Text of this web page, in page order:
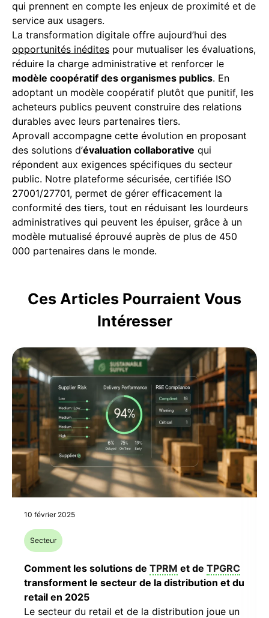
qui prennent en compte les enjeux de proximité et de
service aux usagers.
La transformation digitale offre aujourd’hui des
opportunités inédites pour mutualiser les évaluations,
réduire la charge administrative et renforcer le
modèle coopératif des organismes publics. En
adoptant un modèle coopératif plutôt que punitif, les
acheteurs publics peuvent construire des relations
durables avec leurs partenaires tiers.
Aprovall accompagne cette évolution en proposant
des solutions d’évaluation collaborative qui
répondent aux exigences spécifiques du secteur
public. Notre plateforme sécurisée, certifiée ISO
27001/27701, permet de gérer efficacement la
conformité des tiers, tout en réduisant les lourdeurs
administratives qui peuvent les épuiser, grâce à un
modèle mutualisé éprouvé auprès de plus de 450
000 partenaires dans le monde.
Ces Articles Pourraient Vous
Intéresser
10 février 2025
Secteur
Comment les solutions de TPRM et de TPGRC
transforment le secteur de la distribution et du
retail en 2025
Le secteur du retail et de la distribution joue un